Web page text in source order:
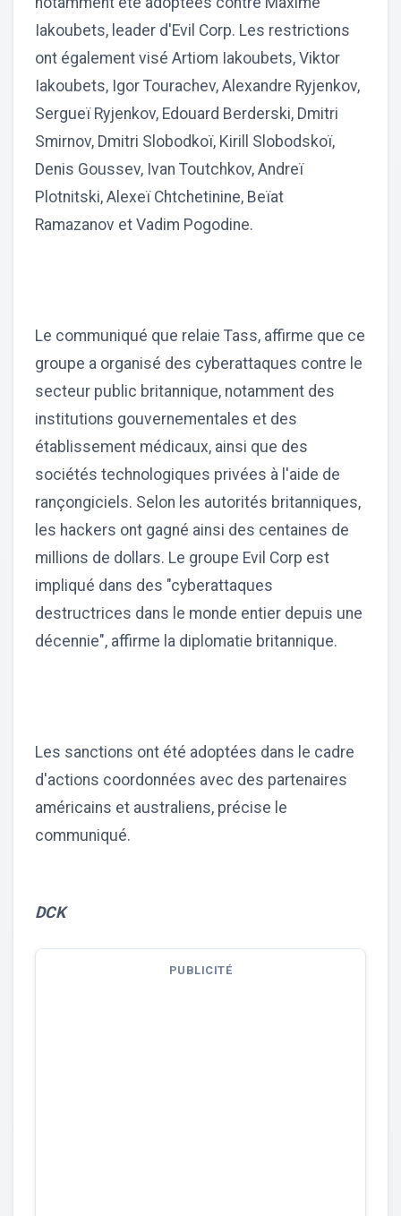
Iakoubets, leader d'Evil Corp. Les restrictions
ont également visé Artiom Iakoubets, Viktor
Iakoubets, Igor Tourachev, Alexandre Ryjenkov,
Sergueï Ryjenkov, Edouard Berderski, Dmitri
Smirnov, Dmitri Slobodkoï, Kirill Slobodskoï,
Denis Goussev, Ivan Toutchkov, Andreï
Plotnitski, Alexeï Chtchetinine, Beïat
Ramazanov et Vadim Pogodine.
Le communiqué que relaie Tass, affirme que ce
groupe a organisé des cyberattaques contre le
secteur public britannique, notamment des
institutions gouvernementales et des
établissement médicaux, ainsi que des
sociétés technologiques privées à l'aide de
rançongiciels. Selon les autorités britanniques,
les hackers ont gagné ainsi des centaines de
millions de dollars. Le groupe Evil Corp est
impliqué dans des "cyberattaques
destructrices dans le monde entier depuis une
décennie", affirme la diplomatie britannique.
Les sanctions ont été adoptées dans le cadre
d'actions coordonnées avec des partenaires
américains et australiens, précise le
communiqué.
DCK
PUBLICITÉ